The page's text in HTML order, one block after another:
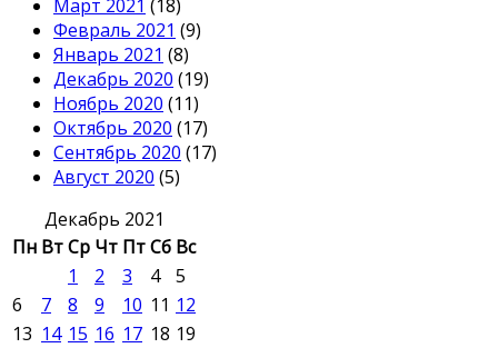
Март 2021 (18)
Февраль 2021 (9)
Январь 2021 (8)
Декабрь 2020 (19)
Ноябрь 2020 (11)
Октябрь 2020 (17)
Сентябрь 2020 (17)
Август 2020 (5)
Декабрь 2021
Пн ВтСр Чт ПтСб Вс
1
2 3 4
5
6
7 8 9 10 11 12
13 14 15 16 17 18 19